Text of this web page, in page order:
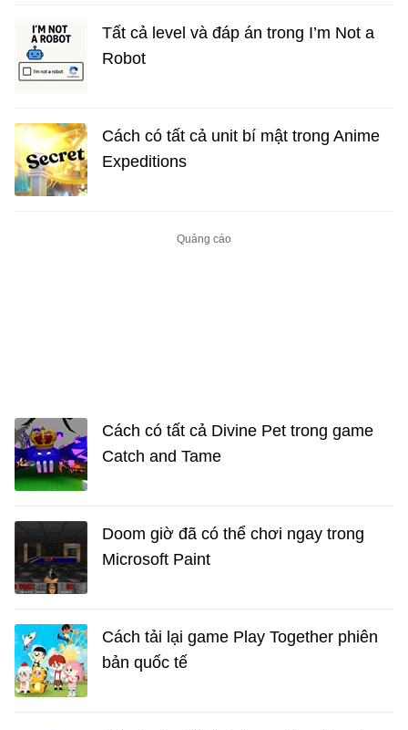
Tất cả level và đáp án trong I’m Not a
Robot
Cách có tất cả unit bí mật trong Anime
Expeditions
Cách có tất cả Divine Pet trong game
Catch and Tame
Doom giờ đã có thể chơi ngay trong
Microsoft Paint
Cách tải lại game Play Together phiên
bản quốc tế